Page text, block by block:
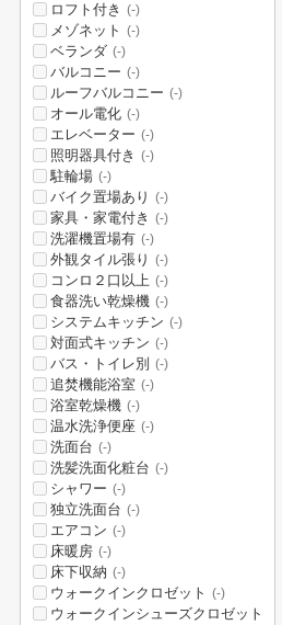
ロフト付き (-)
メゾネット (-)
ベランダ (-)
バルコニー (-)
ルーフバルコニー (-)
オール電化 (-)
エレベーター (-)
照明器具付き (-)
駐輪場 (-)
バイク置場あり (-)
家具・家電付き (-)
洗濯機置場有 (-)
外観タイル張り (-)
コンロ２口以上 (-)
食器洗い乾燥機 (-)
システムキッチン (-)
対面式キッチン (-)
バス・トイレ別 (-)
追焚機能浴室 (-)
浴室乾燥機 (-)
温水洗浄便座 (-)
洗面台 (-)
洗髪洗面化粧台 (-)
シャワー (-)
独立洗面台 (-)
エアコン (-)
床暖房 (-)
床下収納 (-)
ウォークインクロゼット (-)
ウォークインシューズクロゼット